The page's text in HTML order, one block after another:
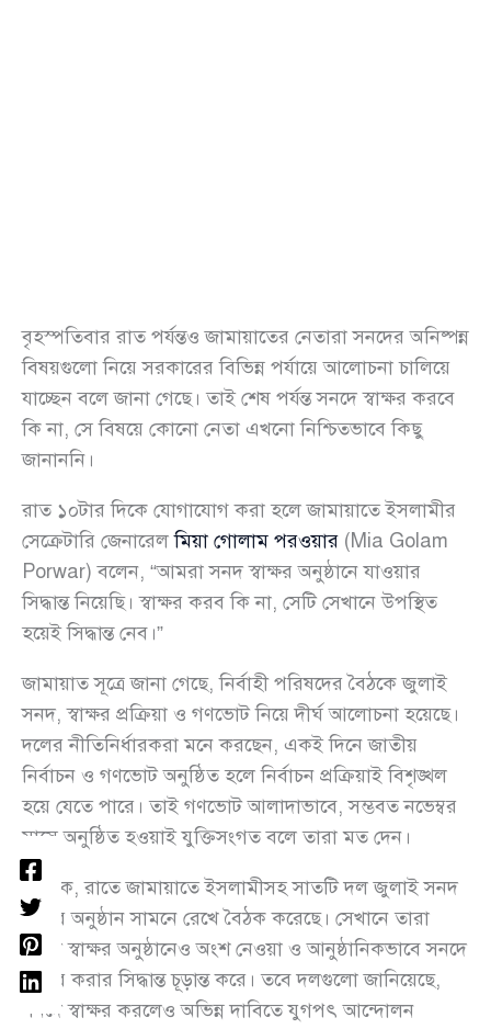
বৃহস্পতিবার রাত পর্যন্তও জামায়াতের নেতারা সনদের অনিষ্পন্ন
বিষয়গুলো নিয়ে সরকারের বিভিন্ন পর্যায়ে আলোচনা চালিয়ে
যাচ্ছেন বলে জানা গেছে। তাই শেষ পর্যন্ত সনদে স্বাক্ষর করবে
কি না, সে বিষয়ে কোনো নেতা এখনো নিশ্চিতভাবে কিছু
জানাননি।
রাত ১০টার দিকে যোগাযোগ করা হলে জামায়াতে ইসলামীর
সেক্রেটারি জেনারেলমিয়া গোলাম পরওয়ার (Mia Golam
Porwar) বলেন, “আমরা সনদ স্বাক্ষর অনুষ্ঠানে যাওয়ার
সিদ্ধান্ত নিয়েছি। স্বাক্ষর করব কি না, সেটি সেখানে উপস্থিত
হয়েই সিদ্ধান্ত নেব।”
জামায়াত সূত্রে জানা গেছে, নির্বাহী পরিষদের বৈঠকে জুলাই
সনদ, স্বাক্ষর প্রক্রিয়া ও গণভোট নিয়ে দীর্ঘ আলোচনা হয়েছে।
দলের নীতিনির্ধারকরা মনে করছেন, একই দিনে জাতীয়
নির্বাচন ও গণভোট অনুষ্ঠিত হলে নির্বাচন প্রক্রিয়াই বিশৃঙ্খল
হয়ে যেতে পারে। তাই গণভোট আলাদাভাবে, সম্ভবত নভেম্বর
মাসে অনুষ্ঠিত হওয়াই যুক্তিসংগত বলে তারা মত দেন।
এদিকে, রাতে জামায়াতে ইসলামীসহ সাতটি দল জুলাই সনদ
স্বাক্ষর অনুষ্ঠান সামনে রেখে বৈঠক করেছে। সেখানে তারা
সনদে স্বাক্ষর অনুষ্ঠানেও অংশ নেওয়া ও আনুষ্ঠানিকভাবে সনদে
স্বাক্ষর করার সিদ্ধান্ত চূড়ান্ত করে। তবে দলগুলো জানিয়েছে,
সনদে স্বাক্ষর করলেও অভিন্ন দাবিতে যুগপৎ আন্দোলন